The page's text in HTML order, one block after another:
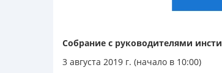
Собрание с руководителями
3 августа 2019 г. (начало в 10:00)